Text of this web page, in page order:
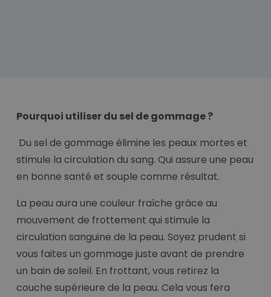
Pourquoi utiliser du sel de gommage ?
Du sel de gommage élimine les peaux mortes et
stimule la circulation du sang. Qui assure une peau
en bonne santé et souple comme résultat.
La peau aura une couleur fraîche grâce au
mouvement de frottement qui stimule la
circulation sanguine de la peau. Soyez prudent si
vous faites un gommage juste avant de prendre
un bain de soleil. En frottant, vous retirez la
couche supérieure de la peau. Cela vous fera